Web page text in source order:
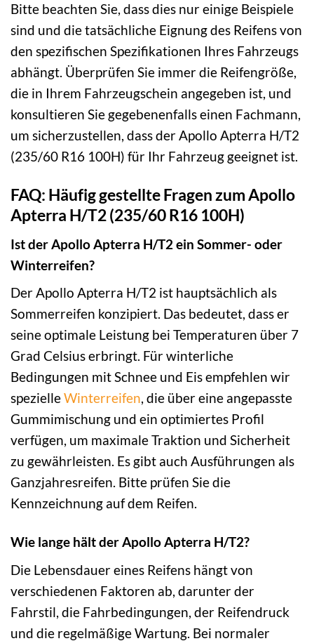
Bitte beachten Sie, dass dies nur einige Beispiele
sind und die tatsächliche Eignung des Reifens von
den spezifischen Spezifikationen Ihres Fahrzeugs
abhängt. Überprüfen Sie immer die Reifengröße,
die in Ihrem Fahrzeugschein angegeben ist, und
konsultieren Sie gegebenenfalls einen Fachmann,
um sicherzustellen, dass der Apollo Apterra H/T2
(235/60 R16 100H) für Ihr Fahrzeug geeignet ist.
FAQ: Häufig gestellte Fragen zum Apollo
Apterra H/T2 (235/60 R16 100H)
Ist der Apollo Apterra H/T2 ein Sommer- oder
Winterreifen?
Der Apollo Apterra H/T2 ist hauptsächlich als
Sommerreifen konzipiert. Das bedeutet, dass er
seine optimale Leistung bei Temperaturen über 7
Grad Celsius erbringt. Für winterliche
Bedingungen mit Schnee und Eis empfehlen wir
spezielleWinterreifen, die über eine angepasste
Gummimischung und ein optimiertes Profil
verfügen, um maximale Traktion und Sicherheit
zu gewährleisten. Es gibt auch Ausführungen als
Ganzjahresreifen. Bitte prüfen Sie die
Kennzeichnung auf dem Reifen.
Wie lange hält der Apollo Apterra H/T2?
Die Lebensdauer eines Reifens hängt von
verschiedenen Faktoren ab, darunter der
Fahrstil, die Fahrbedingungen, der Reifendruck
und die regelmäßige Wartung. Bei normaler